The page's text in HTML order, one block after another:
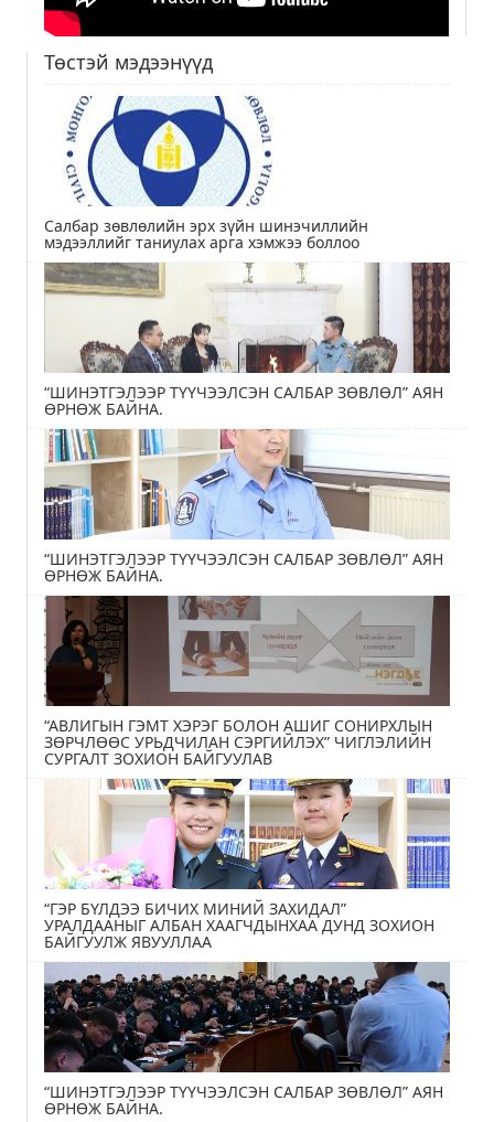
Төстэй мэдээнүүд
Салбар зөвлөлийн эрх зүйн шинэчиллийн
мэдээллийг таниулах арга хэмжээ боллоо
“ШИНЭТГЭЛЭЭР ТҮҮЧЭЭЛСЭН САЛБАР ЗӨВЛӨЛ” АЯН
ӨРНӨЖ БАЙНА.
“ШИНЭТГЭЛЭЭР ТҮҮЧЭЭЛСЭН САЛБАР ЗӨВЛӨЛ” АЯН
ӨРНӨЖ БАЙНА.
“АВЛИГЫН ГЭМТ ХЭРЭГ БОЛОН АШИГ СОНИРХЛЫН
ЗӨРЧЛӨӨС УРЬДЧИЛАН СЭРГИЙЛЭХ” ЧИГЛЭЛИЙН
СУРГАЛТ ЗОХИОН БАЙГУУЛАВ
“ГЭР БҮЛДЭЭ БИЧИХ МИНИЙ ЗАХИДАЛ”
УРАЛДААНЫГ АЛБАН ХААГЧДЫНХАА ДУНД ЗОХИОН
БАЙГУУЛЖ ЯВУУЛЛАА
“ШИНЭТГЭЛЭЭР ТҮҮЧЭЭЛСЭН САЛБАР ЗӨВЛӨЛ” АЯН
ӨРНӨЖ БАЙНА.